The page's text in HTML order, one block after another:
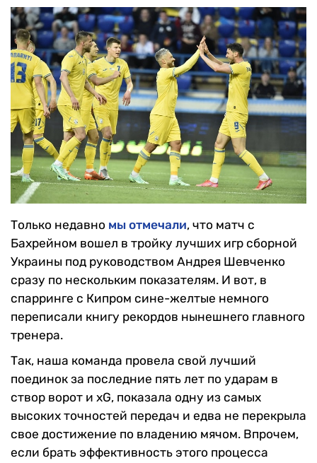
Только недавно мы отмечали, что матч с
Бахрейном вошел в тройку лучших игр сборной
Украины под руководством Андрея Шевченко
сразу по нескольким показателям. И вот, в
спарринге с Кипром сине-желтые немного
переписали книгу рекордов нынешнего главного
тренера.
Так, наша команда провела свой лучший
поединок за последние пять лет по ударам в
створ ворот и xG, показала одну из самых
высоких точностей передач и едва не перекрыла
свое достижение по владению мячом. Впрочем,
если брать эффективность этого процесса